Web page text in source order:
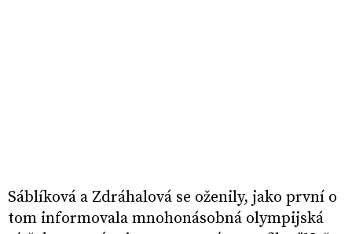
Sáblíková a Zdráhalová se oženily, jako první o
tom informovala mnohonásobná olympijská